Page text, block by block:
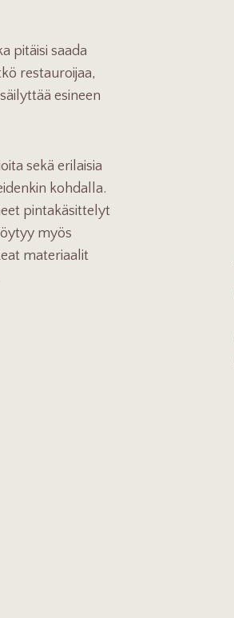
pitäisi saada
restauroijaa,
esineen
sekä erilaisia
kohdalla.
pintakäsittelyt
myös
materiaalit